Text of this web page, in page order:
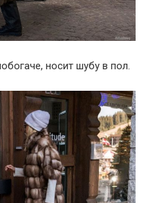
носит шубу в пол.